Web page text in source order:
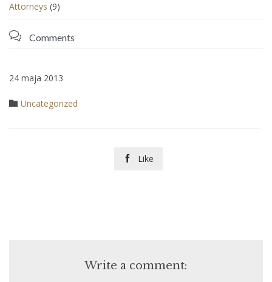
Аttorneys (9)
 Comments
24 maja 2013
 Category
Uncategorized
 Like
Write a comment: